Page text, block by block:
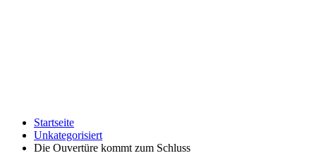
Startseite
Unkategorisiert
Die Ouvertüre kommt zum Schluss